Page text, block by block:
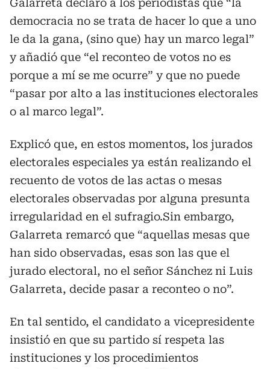
Galarreta declaró a los periodistas que “la
democracia no se trata de hacer lo que a uno
le da la gana, (sino que) hay un marco legal”
y añadió que “el reconteo de votos no es
porque a mí se me ocurre” y que no puede
“pasar por alto a las instituciones electorales
o al marco legal”.
Explicó que, en estos momentos, los jurados
electorales especiales ya están realizando el
recuento de votos de las actas o mesas
electorales observadas por alguna presunta
irregularidad en el sufragio.Sin embargo,
Galarreta remarcó que “aquellas mesas que
han sido observadas, esas son las que el
jurado electoral, no el señor Sánchez ni Luis
Galarreta, decide pasar a reconteo o no”.
En tal sentido, el candidato a vicepresidente
insistió en que su partido sí respeta las
instituciones y los procedimientos